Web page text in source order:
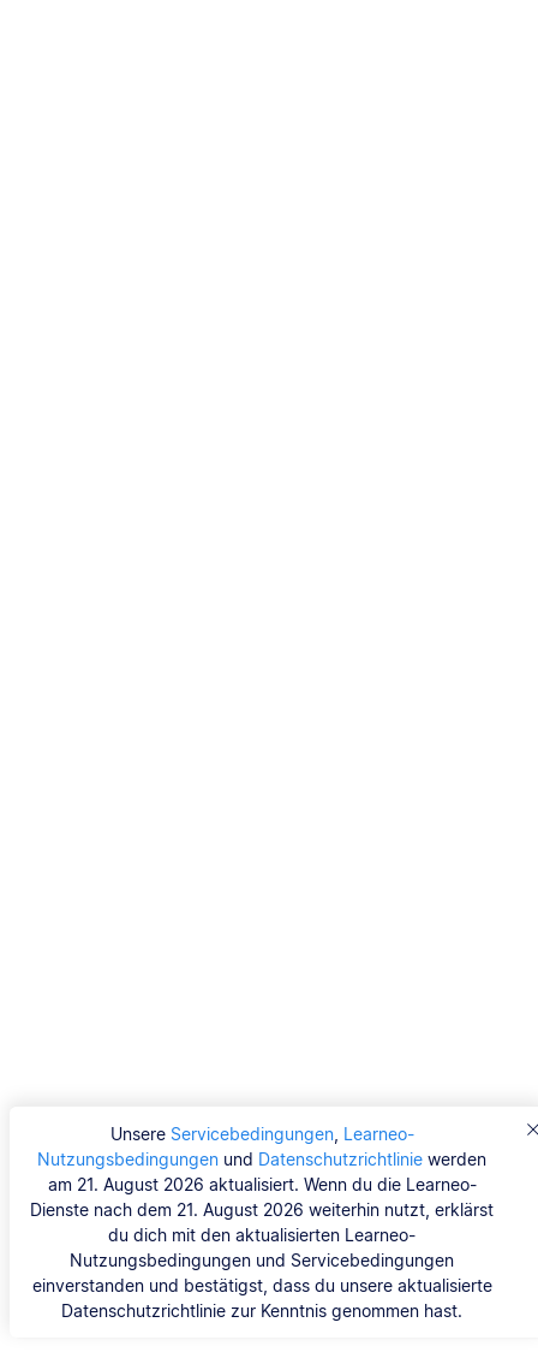
Unsere Servicebedingungen, Learneo-
Nutzungsbedingungen und Datenschutzrichtlinie werden
am 21. August 2026 aktualisiert. Wenn du die Learneo-
Dienste nach dem 21. August 2026 weiterhin nutzt, erklärst
du dich mit den aktualisierten Learneo-
Nutzungsbedingungen und Servicebedingungen
einverstanden und bestätigst, dass du unsere aktualisierte
Datenschutzrichtlinie zur Kenntnis genommen hast.